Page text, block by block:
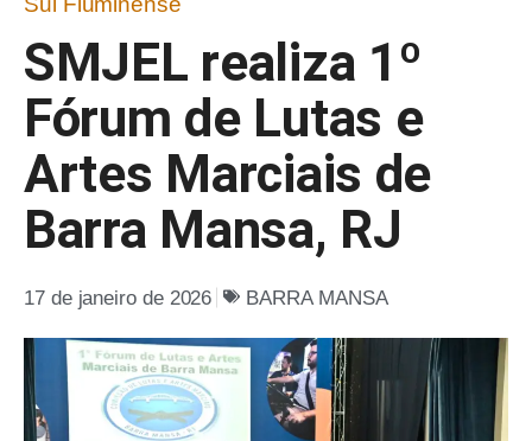
SMJEL realiza 1º
Fórum de Lutas e
Artes Marciais de
Barra Mansa, RJ
17 de janeiro de 2026 BARRA MANSA